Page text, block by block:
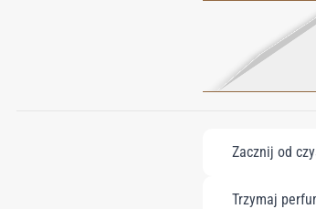
Zacznij od
Trzymaj